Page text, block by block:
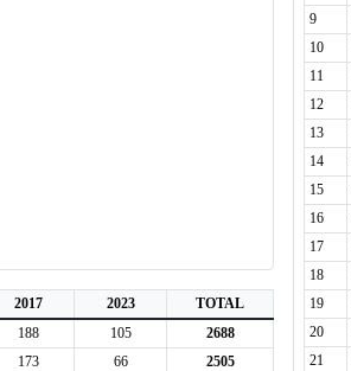
2017 2023
TOTAL
188 105
2688
173 66
2505
9
10
11
12
13
14
15
16
17
18
19
20
21